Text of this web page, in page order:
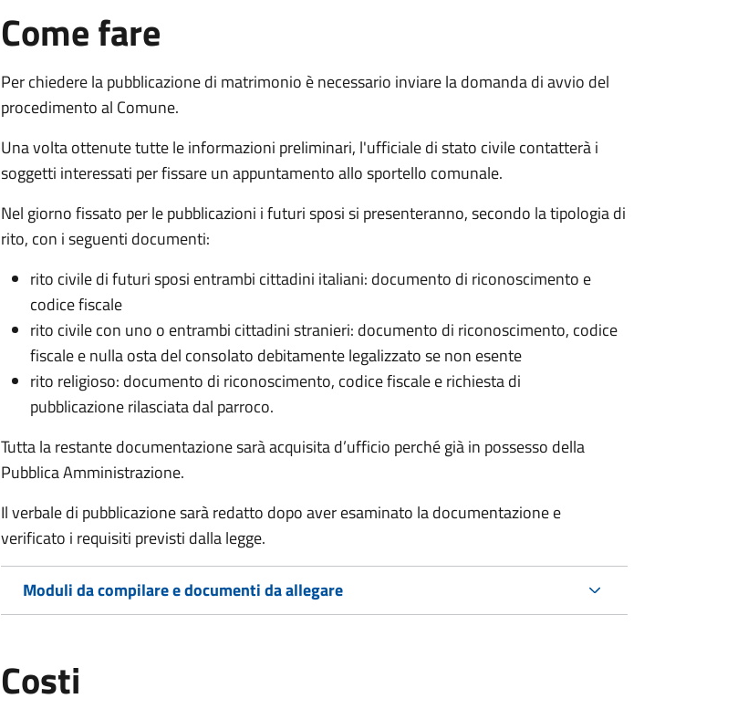
Come fare
Per chiedere la pubblicazione di matrimonio è necessario inviare la domanda di avvio del
procedimento al Comune.
Una volta ottenute tutte le informazioni preliminari, l'ufficiale di stato civile contatterà i
soggetti interessati per fissare un appuntamento allo sportello comunale.
Nel giorno fissato per le pubblicazioni i futuri sposi si presenteranno, secondo la tipologia di
rito, con i seguenti documenti:
rito civile di futuri sposi entrambi cittadini italiani: documento di riconoscimento e
codice fiscale
rito civile con uno o entrambi cittadini stranieri: documento di riconoscimento, codice
fiscale e nulla osta del consolato debitamente legalizzato se non esente
rito religioso: documento di riconoscimento, codice fiscale e richiesta di
pubblicazione rilasciata dal parroco.
Tutta la restante documentazione sarà acquisita d’ufficio perché già in possesso della
Pubblica Amministrazione.
Il verbale di pubblicazione sarà redatto dopo aver esaminato la documentazione e
verificato i requisiti previsti dalla legge.
Moduli da compilare e documenti da allegare
Costi